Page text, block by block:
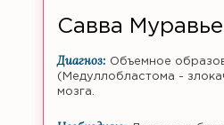
Савва
Диагноз: Объемное
(Медуллобластома -
мозга.